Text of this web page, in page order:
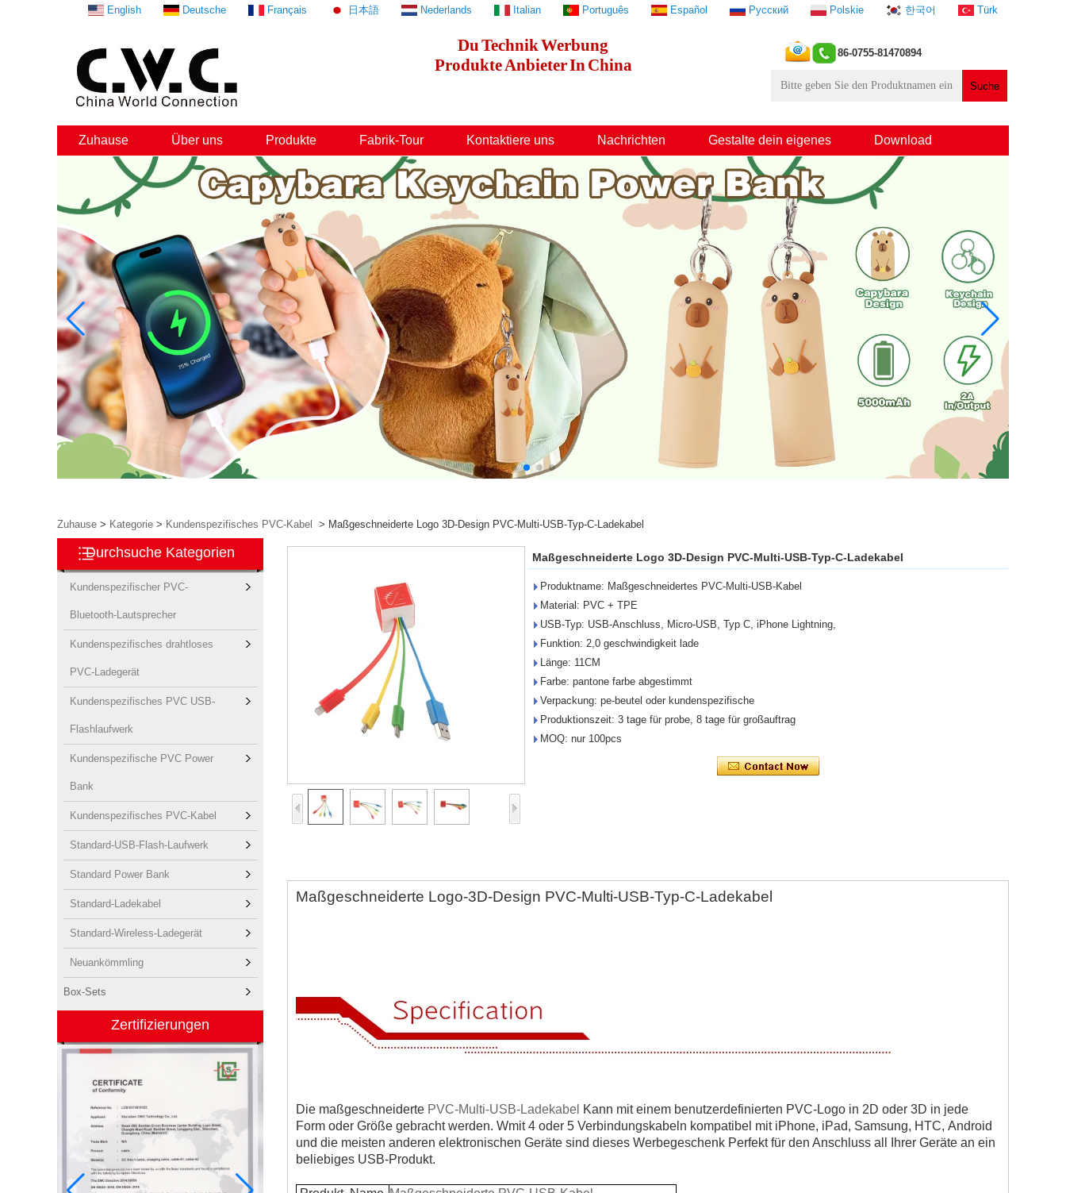
DuTechnikWerbung
ProdukteAnbieterInChina
86-0755-81470894
English Deutsche Français 日本語 Nederlands Italian Português Español Русский Polskie 한국어 Türk
Zuhause Über uns Produkte Fabrik-Tour Kontaktiere uns Nachrichten Gestalte dein eigenes Download
Zuhause > Kategorie > Kundenspezifisches PVC-Kabel > Maßgeschneiderte Logo 3D-Design PVC-Multi-USB-Typ-C-Ladekabel
Durchsuche Kategorien
Kundenspezifischer PVC-
Bluetooth-Lautsprecher
Kundenspezifisches drahtloses
PVC-Ladegerät
Kundenspezifisches PVC USB-
Flashlaufwerk
Kundenspezifische PVC Power
Bank
Kundenspezifisches PVC-Kabel
Standard-USB-Flash-Laufwerk
Standard Power Bank
Standard-Ladekabel
Standard-Wireless-Ladegerät
Neuankömmling
Box-Sets
Zertifizierungen
Maßgeschneiderte Logo 3D-Design PVC-Multi-USB-Typ-C-Ladekabel
Produktname: Maßgeschneidertes PVC-Multi-USB-Kabel
Material: PVC + TPE
USB-Typ: USB-Anschluss, Micro-USB, Typ C, iPhone Lightning,
Funktion: 2,0 geschwindigkeit lade
Länge: 11CM
Farbe: pantone farbe abgestimmt
Verpackung: pe-beutel oder kundenspezifische
Produktionszeit: 3 tage für probe, 8 tage für großauftrag
MOQ: nur 100pcs
Maßgeschneiderte Logo-3D-Design PVC-Multi-USB-Typ-C-Ladekabel
Die maßgeschneiderte PVC-Multi-USB-Ladekabel Kann mit einem benutzerdefinierten PVC-Logo in 2D oder 3D in jede
Form oder Größe gebracht werden. Wmit 4 oder 5 Verbindungskabeln kompatibel mit iPhone, iPad, Samsung, HTC, Android
und die meisten anderen elektronischen Geräte sind dieses Werbegeschenk Perfekt für den Anschluss all Ihrer Geräte an ein
beliebiges USB-Produkt.